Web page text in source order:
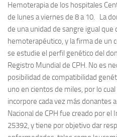
Hemoterapia de los hospitales
de lunes a viernes de 8 a 10. La
de una unidad de sangre igual que
hemoterapéutico, y la firma de un
se estudie el perfil genético del
Registro Mundial de CPH. No es
posibilidad de compatibilidad
uno en cientos de miles, por lo
incorpore cada vez más donantes
Nacional de CPH fue creado por el
25392, y tiene por objetivo dar